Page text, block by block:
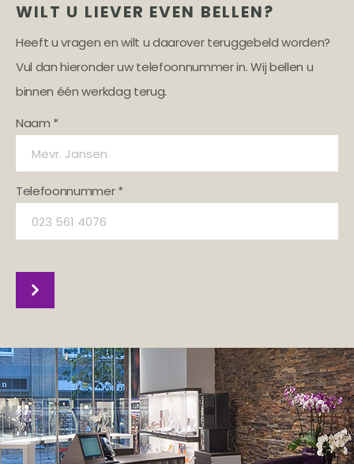
WILT U LIEVER EVEN BELLEN?
Heeft u vragen en wilt u daarover teruggebeld worden?
Vul dan hieronder uw telefoonnummer in. Wij bellen u
binnen één werkdag terug.
Naam *
Telefoonnummer *